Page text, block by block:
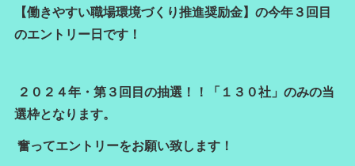
【働きやすい職場環境づくり推進奨励金】の今年３回目
のエントリー日です！
２０２４年・第３回目の抽選！！「１３０社」のみの当
選枠となります。
奮ってエントリーをお願い致します！